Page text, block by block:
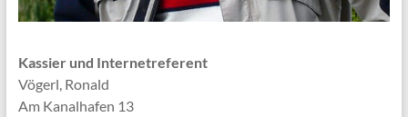
Kassier und Internetreferent
Vögerl, Ronald
Am Kanalhafen 13